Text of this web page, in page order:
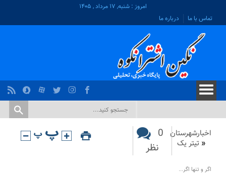
امروز : شنبه, ۱۷ مرداد , ۱۴۰۵
تماس با ما
درباره ما
اخبارشهرستان
« تیتر یک
0
نظر
اگر و تنها اگر...